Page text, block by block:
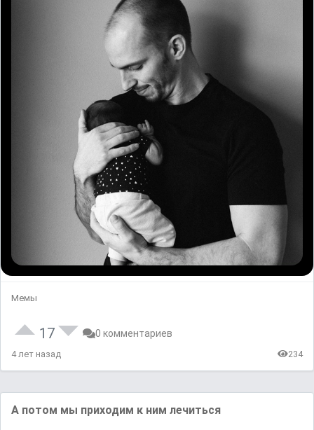
Мемы
17 0 комментариев
4 лет назад 234
А потом мы приходим к ним лечиться